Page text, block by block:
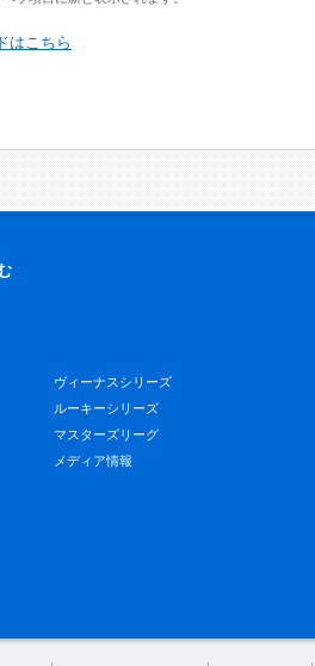
はこちら
ヴィーナスシリーズ
ルーキーシリーズ
マスターズリーグ
メディア情報